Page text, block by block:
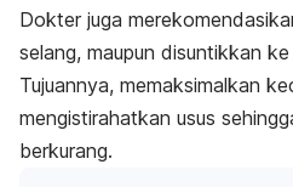
Dokter juga
selang, maupun disuntikkan
Tujuannya, memaksimalkan
mengistirahatkan usus
berkurang.